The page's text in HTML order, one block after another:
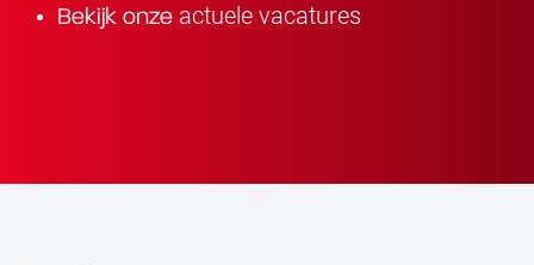
Bekijk onze actuele vacatures